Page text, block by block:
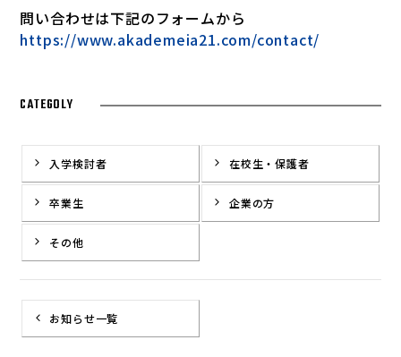
問い合わせは下記のフォームから
https://www.akademeia21.com/contact/
CATEGOLY
入学検討者 在校生・保護者
卒業生 企業の方
その他
お知らせ一覧